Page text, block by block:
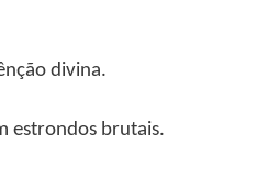
divina.
estrondos brutais.